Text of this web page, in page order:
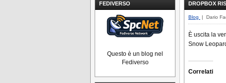
FEDIVERSO
Questo è un blog nel
Fediverso
DROPBOX
Blog | Dario
È uscita la
Snow
Correlati